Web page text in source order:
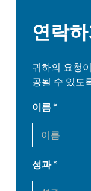
연락
귀하의 요청
공될 수 있도
이름
성과